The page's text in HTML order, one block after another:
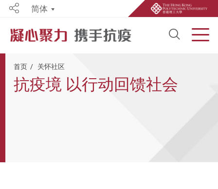
Open
Share简体
首页 关怀社区
抗疫境 以行动回馈社会